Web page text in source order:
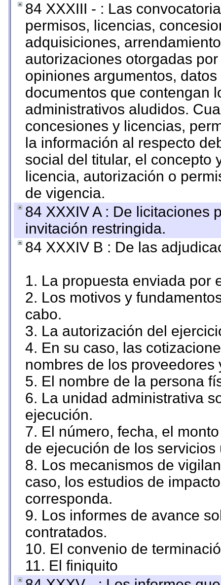
84 XXXIII - : Las
permisos, licencias,
adquisiciones,
autorizaciones otorgadas
opiniones argumentos,
documentos que contengan
administrativos aludidos.
concesiones y licencias,
la información al respecto
social del titular, el concepto
licencia, autorización o
de vigencia.
84 XXXIV A : De licitaciones
invitación restringida.
84 XXXIV B : De las
1. La propuesta enviada por
2. Los motivos y
cabo.
3. La autorización del
4. En su caso, las
nombres de los proveedores
5. El nombre de la persona
6. La unidad administrativa
ejecución.
7. El número, fecha, el
de ejecución de los servicios
8. Los mecanismos de
caso, los estudios de
corresponda.
9. Los informes de avance
contratados.
10. El convenio de
11. El finiquito